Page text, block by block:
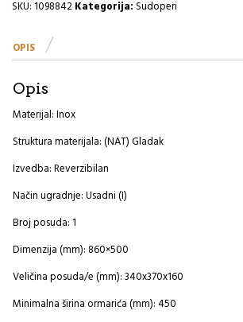
SKU: 1098842Kategorija: Sudoperi
OPIS
Opis
Materijal: Inox
Struktura materijala: (NAT) Gladak
Izvedba: Reverzibilan
Način ugradnje: Usadni (I)
Broj posuda: 1
Dimenzija (mm): 860×500
Veličina posuda/e (mm): 340x370x160
Minimalna širina ormarića (mm): 450